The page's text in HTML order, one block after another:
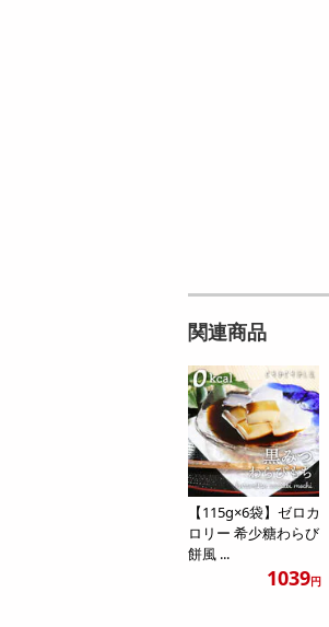
関連商品
【115g×6袋】ゼロカ
ロリー 希少糖わらび
餅風 ...
1039円